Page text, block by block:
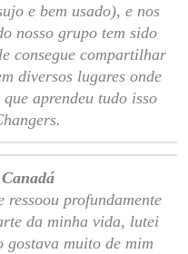
e bem usado), e nos
nosso grupo tem sido
consegue compartilhar
diversos lugares onde
aprendeu tudo isso
ressoou profundamente
da minha vida, lutei
gostava muito de mim